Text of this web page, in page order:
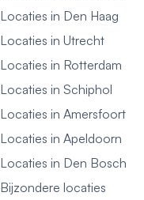
Locaties in Den Haag
Locaties in Utrecht
Locaties in Rotterdam
Locaties in Schiphol
Locaties in Amersfoort
Locaties in Apeldoorn
Locaties in Den Bosch
Bijzondere locaties